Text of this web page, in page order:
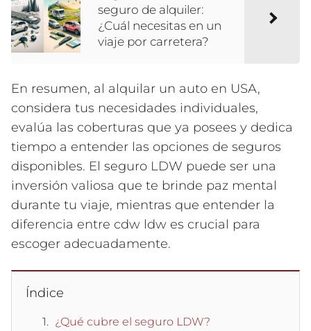
seguro de alquiler:
¿Cuál necesitas en un
viaje por carretera?
En resumen, al alquilar un auto en USA,
considera tus necesidades individuales,
evalúa las coberturas que ya posees y dedica
tiempo a entender las opciones de seguros
disponibles. El seguro LDW puede ser una
inversión valiosa que te brinde paz mental
durante tu viaje, mientras que entender la
diferencia entre cdw ldw es crucial para
escoger adecuadamente.
Índice
¿Qué cubre el seguro LDW?